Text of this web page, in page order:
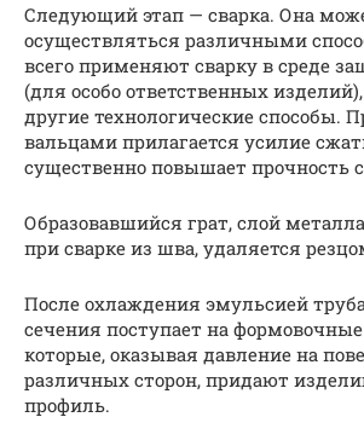
Следующий этап — сварка. Она
осуществляться различными
всего применяют сварку в среде
(для особо ответственных
другие технологические способы.
вальцами прилагается усилие
существенно повышает прочность
Образовавшийся грат, слой
при сварке из шва, удаляется
После охлаждения эмульсией
сечения поступает на
которые, оказывая давление на
различных сторон, придают
профиль.